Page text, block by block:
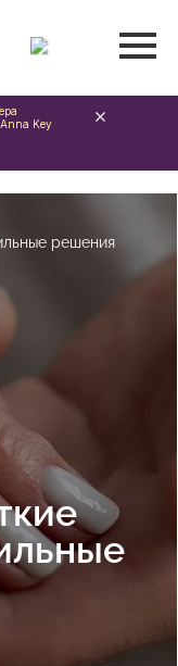
решения
Key